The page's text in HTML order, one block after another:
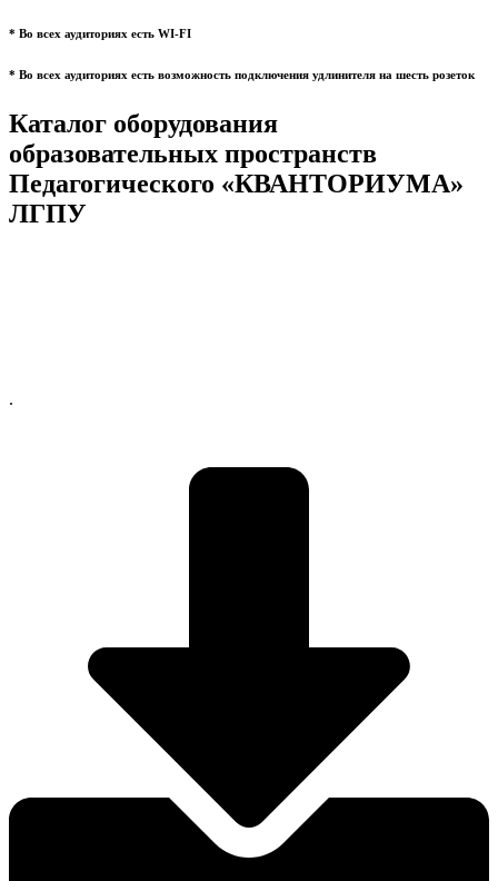
* Во всех аудиториях есть WI-FI
* Во всех аудиториях есть возможность подключения удлинителя на шесть розеток
Каталог оборудования
образовательных пространств
Педагогического «КВАНТОРИУМА»
ЛГПУ
.